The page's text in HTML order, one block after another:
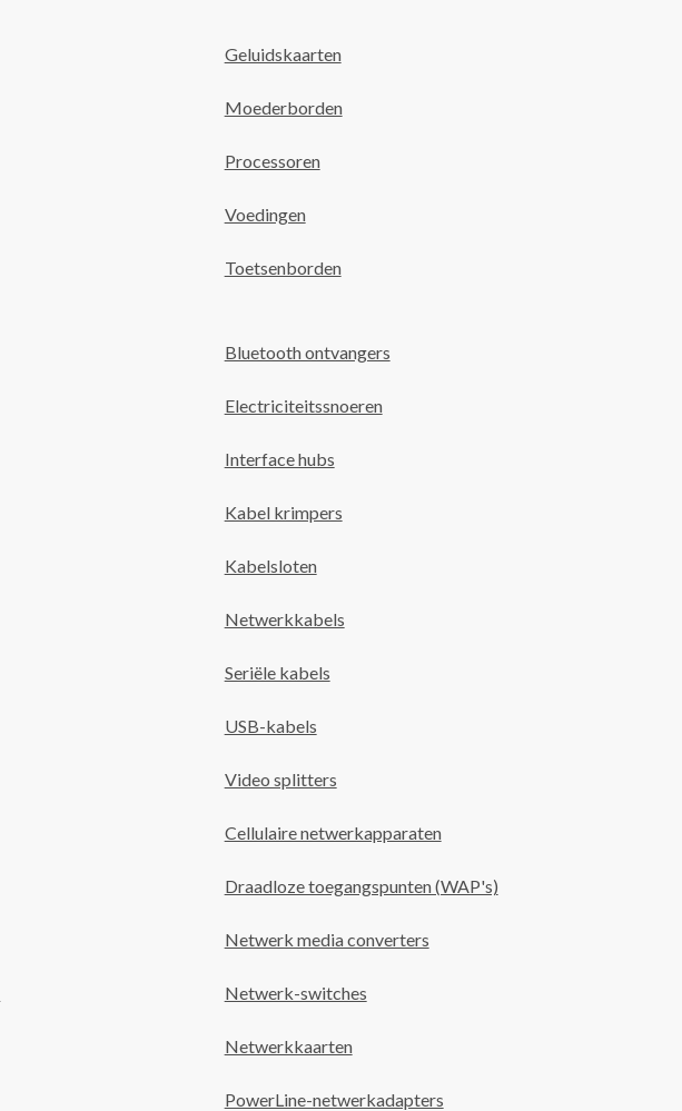
Geluidskaarten
Moederborden
Processoren
Voedingen
Toetsenborden
Bluetooth ontvangers
Electriciteitssnoeren
Interface hubs
Kabel krimpers
Kabelsloten
Netwerkkabels
Seriële kabels
USB-kabels
Video splitters
Cellulaire netwerkapparaten
Draadloze toegangspunten (WAP's)
Netwerk media converters
Netwerk-switches
Netwerkkaarten
PowerLine-netwerkadapters